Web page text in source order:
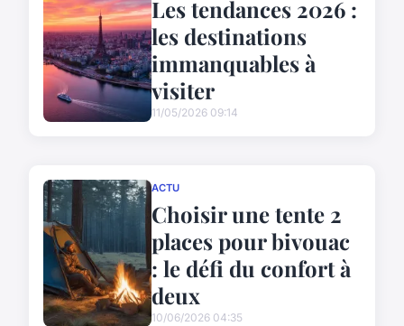
Les tendances 2026 :
les destinations
immanquables à
visiter
11/05/2026 09:14
ACTU
Choisir une tente 2
places pour bivouac
: le défi du confort à
deux
10/06/2026 04:35